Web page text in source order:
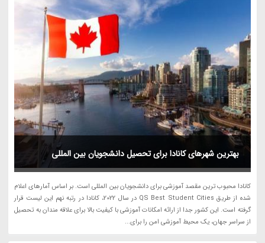
بهترین شهرهای کانادا برای تحصیل دانشجویان بین المللی
کانادا محبوب ترین مقصد آموزشی برای دانشجویان بین المللی است. بر اساس آمارهای اعلام
شده از طریق QS Best Student Cities در سال 2022، کانادا در رتبه نهم این لیست قرار
گرفته است. این کشور جدا از ارائه امکانات آموزشی با کیفیت بالا برای علاقه مندان به تحصیل
از سراسر جهان، یک محیط آموزشی امن را برای...